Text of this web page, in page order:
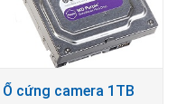
Ổ cứng camera 1TB